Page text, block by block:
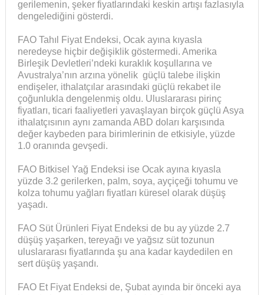
gerilemenin, şeker fiyatlarındaki keskin artışı fazlasıyla
dengelediğini gösterdi.
FAO Tahıl Fiyat Endeksi, Ocak ayına kıyasla
neredeyse hiçbir değişiklik göstermedi. Amerika
Birleşik Devletleri’ndeki kuraklık koşullarına ve
Avustralya’nın arzına yönelik güçlü talebe ilişkin
endişeler, ithalatçılar arasındaki güçlü rekabet ile
çoğunlukla dengelenmiş oldu. Uluslararası pirinç
fiyatları, ticari faaliyetleri yavaşlayan birçok güçlü Asya
ithalatçısının aynı zamanda ABD doları karşısında
değer kaybeden para birimlerinin de etkisiyle, yüzde
1.0 oranında gevşedi.
FAO Bitkisel Yağ Endeksi ise Ocak ayına kıyasla
yüzde 3.2 gerilerken, palm, soya, ayçiçeği tohumu ve
kolza tohumu yağları fiyatları küresel olarak düşüş
yaşadı.
FAO Süt Ürünleri Fiyat Endeksi de bu ay yüzde 2.7
düşüş yaşarken, tereyağı ve yağsız süt tozunun
uluslararası fiyatlarında şu ana kadar kaydedilen en
sert düşüş yaşandı.
FAO Et Fiyat Endeksi de, Şubat ayında bir önceki aya